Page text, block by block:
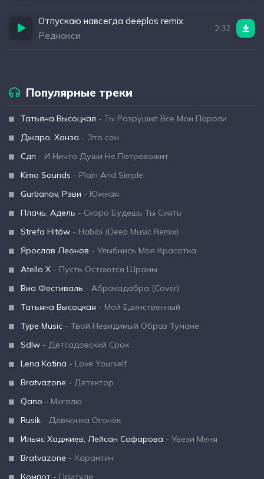
Отпускаю навсегда deeplos remix
Реднакси
2:32
Популярные треки
Татьяна Высоцкая - Ты Разрушил Все Мои Пароли
Джаро, Ханза - Это сон
Сдп - И Ничто Души Не Потревожит
Kimo Sounds - Plain And Simple
Gurbanov, Рэви - Южная
Плачь, Адель - Скоро Будешь Ты Сиять
Strefa Hitów - Habibi (Deep Music Remix)
Ярослав Леонов - Улыбнись Моя Красотка
Atello X - Пусть Остаются Шрамы
Виа Фестиваль - Абракадабра (Cover)
Татьяна Высоцкая - Мой Единственный
Type Music - Твой Невидимый Образ Тумане
Sdlw - Детсадовский Срок
Lena Katina - Love Yourself
Bratvazone - Детектор
Qano - Мигалю
Rusik - Девчонка Огонёк
Ильяс Хаджиев, Лейсан Сафарова - Увези Меня
Bratvazone - Карантин
Компот - Притули